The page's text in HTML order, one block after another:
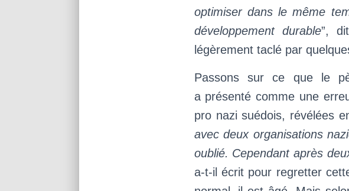
optimiser dans le même
développement durable”,
légèrement taclé par
Passons sur ce que le
a présenté comme une
pro nazi suédois, révélées
avec deux organisations
oublié. Cependant après
a‑t-il écrit pour regretter